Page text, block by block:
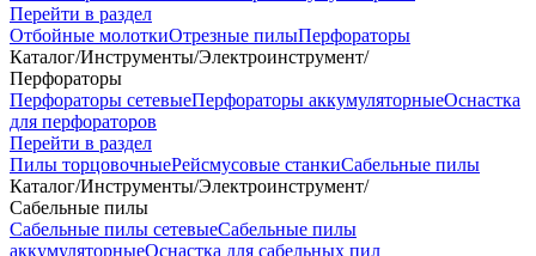
Перейти в раздел
Отбойные молоткиОтрезные пилыПерфораторы
Каталог/Инструменты/Электроинструмент/
Перфораторы
Перфораторы сетевыеПерфораторы аккумуляторныеОснастка
для перфораторов
Перейти в раздел
Пилы торцовочныеРейсмусовые станкиСабельные пилы
Каталог/Инструменты/Электроинструмент/
Сабельные пилы
Сабельные пилы сетевыеСабельные пилы
аккумуляторныеОснастка для сабельных пил